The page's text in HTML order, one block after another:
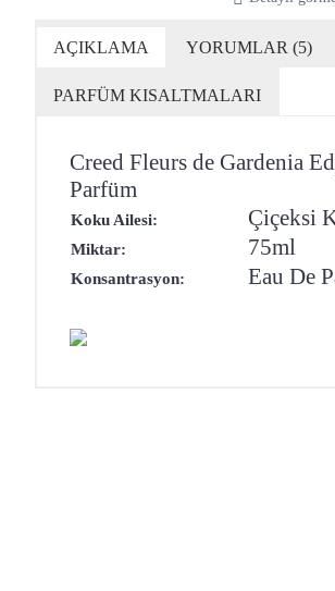
AÇIKLAMA YORUMLAR (5)
PARFÜM KISALTMALARI
Creed Fleurs de Gardenia
Parfüm
Koku Ailesi: Çiçeksi
Miktar: 75ml
Konsantrasyon: Eau De